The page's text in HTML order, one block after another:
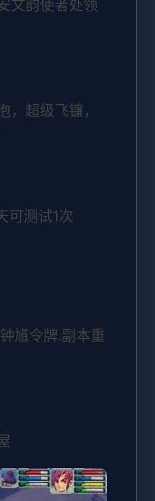
文韵使者处领
超级飞镰，
可测试1次
馗令牌.副本重